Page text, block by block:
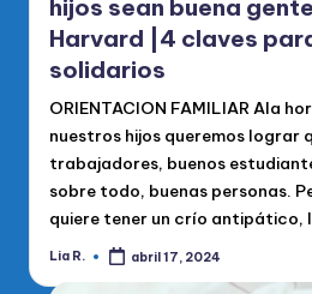
hijos sean buena
Harvard |4 claves
solidarios
ORIENTACION FAMILIAR Ala
nuestros hijos queremos lograr
trabajadores, buenos
sobre todo, buenas personas.
quiere tener un crío antipático,
Publicado
Lia R. abril 17, 2024